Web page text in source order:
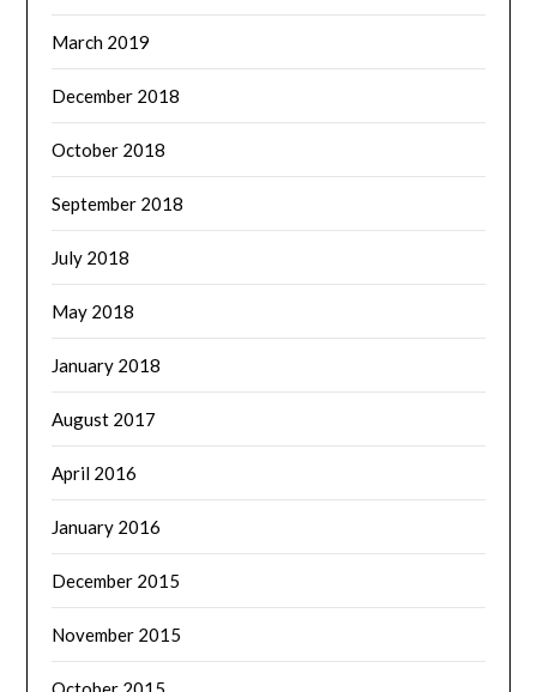
March 2019
December 2018
October 2018
September 2018
July 2018
May 2018
January 2018
August 2017
April 2016
January 2016
December 2015
November 2015